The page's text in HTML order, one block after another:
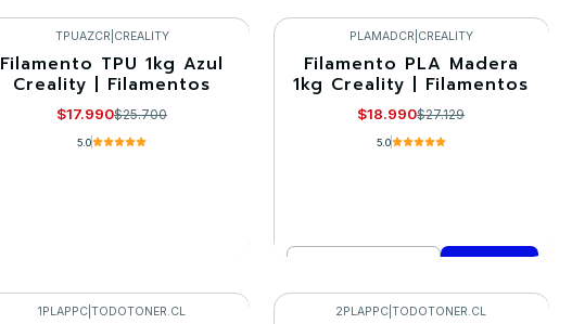
VER DETALLES VER DETALLES
-30%
TPUAZCR CREALITY
Filamento TPU 1kg Azul
Creality | Filamentos
$17.990$25.700
5.0
VER DETALLES
-30%
PLAMADCR CREALITY
Filamento PLA Madera
1kg Creality | Filamentos
$18.990$27.129
5.0
Comprar ahora
1PLAPPC |TODOTONER.CL 2PLAPPC |TODOTONER.CL